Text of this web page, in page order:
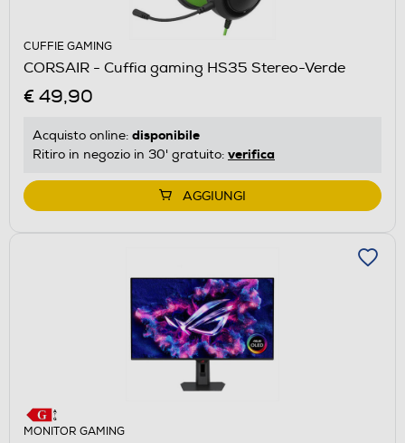
CUFFIE GAMING
CORSAIR - Cuffia gaming HS35 Stereo-Verde
€ 49,90
Acquisto online: disponibile
Ritiro in negozio in 30' gratuito: verifica
AGGIUNGI
MONITOR GAMING